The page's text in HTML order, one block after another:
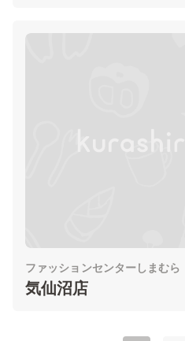
ファッションセンターしまむら
気仙沼店